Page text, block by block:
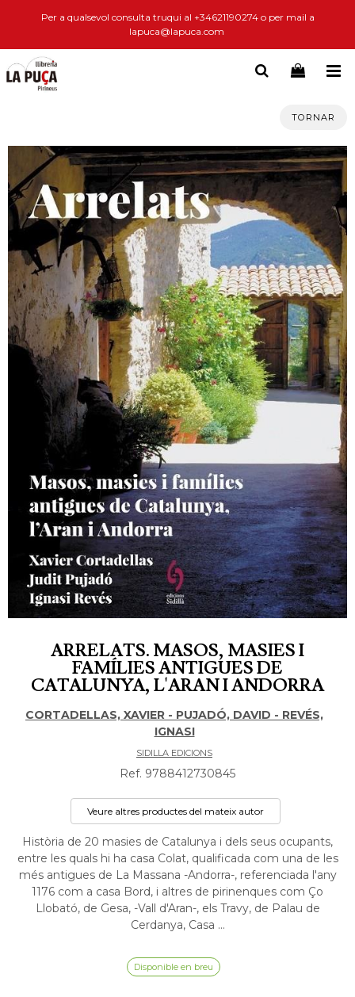
Per a qualsevol consulta truqui al +34621190274 o per mail a
lapuca@lapuca.com
TORNAR
ARRELATS. MASOS, MASIES I
FAMÍLIES ANTIGUES DE
CATALUNYA, L'ARAN I ANDORRA
CORTADELLAS, XAVIER - PUJADÓ, DAVID - REVÉS,
IGNASI
SIDILLA EDICIONS
Ref. 9788412730845
Veure altres productes del mateix autor
Història de 20 masies de Catalunya i dels seus ocupants,
entre les quals hi ha casa Colat, qualificada com una de les
més antigues de La Massana -Andorra-, referenciada l'any
1176 com a casa Bord, i altres de pirinenques com Ço
Llobató, de Gesa, -Vall d'Aran-, els Travy, de Palau de
Cerdanya, Casa ...
Disponible en breu